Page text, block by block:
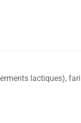
lactiques),